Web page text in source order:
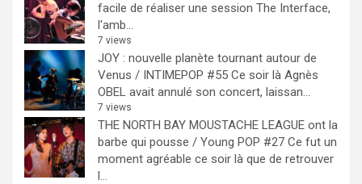
facile de réaliser une session The Interface,
l'amb...
7 views
JOY : nouvelle planète tournant autour de
Venus / INTIMEPOP #55 Ce soir là Agnès
OBEL avait annulé son concert, laissan...
7 views
THE NORTH BAY MOUSTACHE LEAGUE ont la
barbe qui pousse / Young POP #27 Ce fut un
moment agréable ce soir là que de retrouver
l...